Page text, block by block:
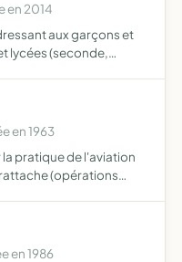
en 2014
aux garçons et
lycées (seconde,
en 1963
pratique de l'aviation
(opérations
en 1986